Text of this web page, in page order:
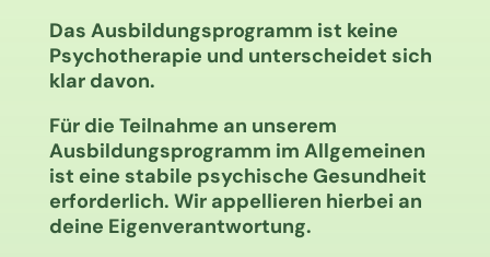
Das Ausbildungsprogramm ist keine
Psychotherapie und unterscheidet sich
klar davon.
Für die Teilnahme an unserem
Ausbildungsprogramm im Allgemeinen
ist eine stabile psychische Gesundheit
erforderlich. Wir appellieren hierbei an
deine Eigenverantwortung.